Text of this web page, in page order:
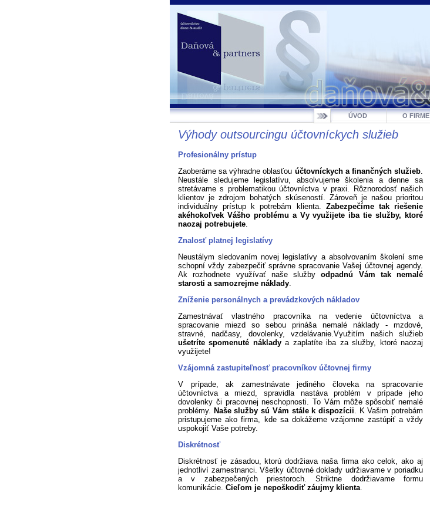
ÚVOD O FIRME
Výhody outsourcingu účtovníckych služieb
Profesionálny prístup
Zaoberáme sa výhradne oblasťou účtovníckych a finančných služieb.
Neustále sledujeme legislatívu, absolvujeme školenia a denne sa
stretávame s problematikou účtovníctva v praxi. Rôznorodosť našich
klientov je zdrojom bohatých skúseností. Zároveň je našou prioritou
individuálny prístup k potrebám klienta. Zabezpečíme tak riešenie
akéhokoľvek Vášho problému a Vy využijete iba tie služby, ktoré
naozaj potrebujete.
Znalosť platnej legislatívy
Neustálym sledovaním novej legislatívy a absolvovaním školení sme
schopní vždy zabezpečiť správne spracovanie Vašej účtovnej agendy.
Ak rozhodnete využívať naše službyodpadnú Vám tak nemalé
starosti a samozrejme náklady.
Zníženie personálnych a prevádzkových nákladov
Zamestnávať vlastného pracovníka na vedenie účtovníctva a
spracovanie miezd so sebou prináša nemalé náklady - mzdové,
stravné, nadčasy, dovolenky, vzdelávanie.Využitím našich služieb
ušetríte spomenuté nákladya zaplatíte iba za služby, ktoré naozaj
využijete!
Vzájomná zastupiteľnosť pracovníkov účtovnej firmy
V prípade, ak zamestnávate jediného človeka na spracovanie
účtovníctva a miezd, spravidla nastáva problém v prípade jeho
dovolenky či pracovnej neschopnosti. To Vám môže spôsobiť nemalé
problémy. Naše služby sú Vám stále k dispozícii. K Vašim potrebám
pristupujeme ako firma, kde sa dokážeme vzájomne zastúpiť a vždy
uspokojiť Vaše potreby.
Diskrétnosť
Diskrétnosť je zásadou, ktorú dodržiava naša firma ako celok, ako aj
jednotliví zamestnanci. Všetky účtovné doklady udržiavame v poriadku
a v zabezpečených priestoroch. Striktne dodržiavame formu
komunikácie. Cieľom je nepoškodiť záujmy klienta.